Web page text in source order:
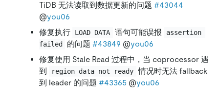
TiDB 无法读取到数据更新的问题 #43044
@you06
修复执行
LOAD DATA 语句可能误报
assertion
failed
的问题#43849 @you06
修复使用 Stale Read 过程中，当 coprocessor 遇
到
region data not ready 情况时无法 fallback
到 leader 的问题 #43365 @you06